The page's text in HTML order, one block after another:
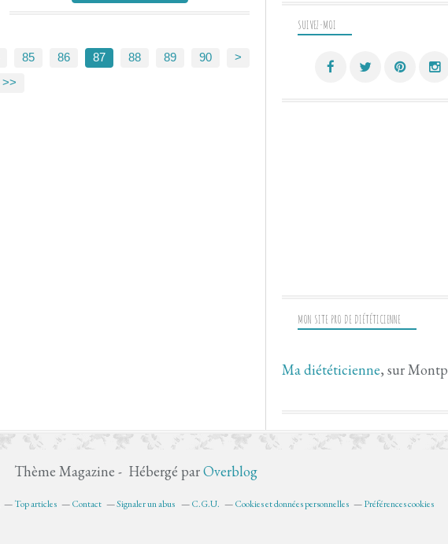
85 86 87 88 89 90 100
>
>>
SUIVEZ-MOI
MON SITE PRO DE DIÉTÉTICIENNE
Ma diététicienne, sur
Thème Magazine - Hébergé parOverblog
Top articles Contact Signaler un abus C.G.U. Cookies et données personnelles Préférences cookies